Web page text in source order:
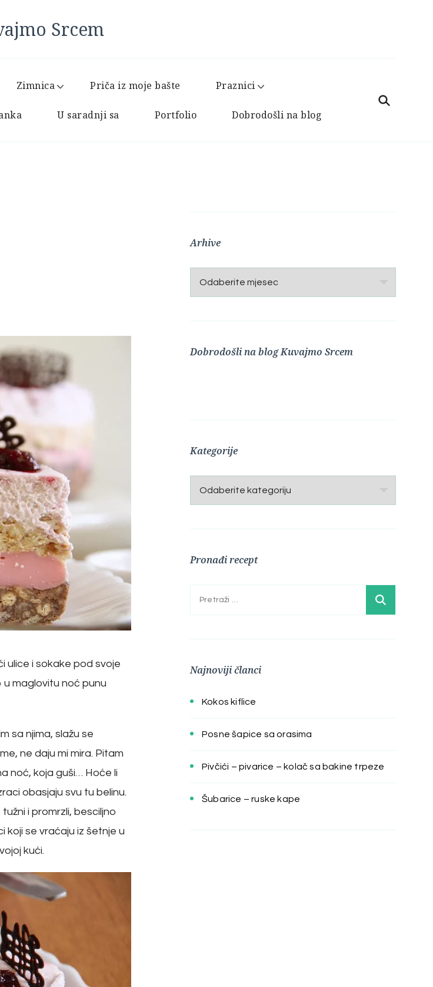
Srcem
Zimnica Priča iz moje bašte Praznici
U saradnji sa Portfolio Dobrodošli na blog
ulice i sokake pod svoje
u maglovitu noć punu
sa njima, slažu se
ne daju mi mira. Pitam
noć, koja guši… Hoće li
obasjaju svu tu belinu.
i promrzli, besciljno
koji se vraćaju iz šetnje u
kući.
Arhive
Arhive
Dobrodošli na blog Kuvajmo Srcem
Kategorije
Kategorije
Pronađi recept
Pretraga:
Najnoviji članci
Kokos kiflice
Posne šapice sa orasima
Pivčići – pivarice – kolač sa bakine trpeze
Šubarice – ruske kape